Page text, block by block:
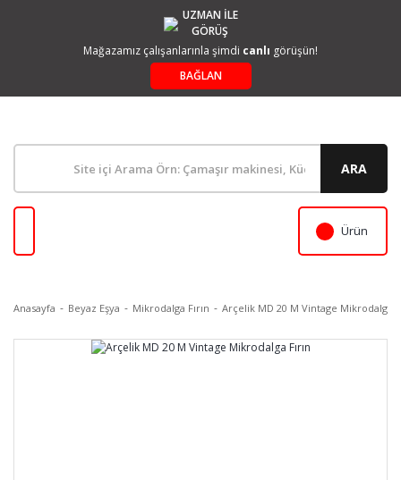
UZMAN İLE
GÖRÜŞ
Mağazamız çalışanlarınla şimdi canlı görüşün!
BAĞLAN
ARA
Ürün
Anasayfa Beyaz Eşya Mikrodalga Fırın Arçelik MD 20 M Vintage Mikrodalga